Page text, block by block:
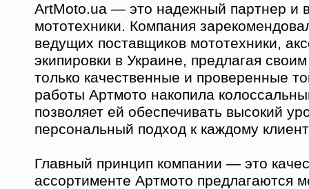
ArtMoto.ua — это надежный партнер и
мототехники. Компания
ведущих поставщиков мототехники,
экипировки в Украине, предлагая
только качественные и проверенные
работы Артмото накопила
позволяет ей обеспечивать высокий
персональный подход к каждому
Главный принцип компании — это
ассортименте Артмото предлагаются